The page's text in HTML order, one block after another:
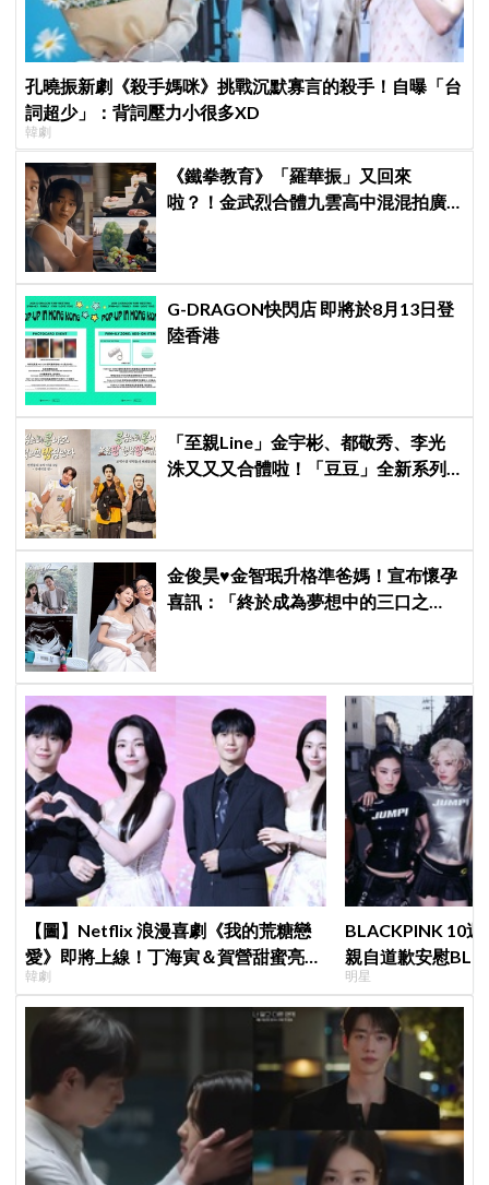
孔曉振新劇《殺手媽咪》挑戰沉默寡言的殺手！自曝「台
詞超少」：背詞壓力小很多XD
韓劇
《鐵拳教育》「羅華振」又回來
啦？！金武烈合體九雲高中混混拍廣
G-DRAGON快閃店 即將於8月13日登
陸香港
「至親Line」金宇彬、都敬秀、李光
洙又又又合體啦！「豆豆」全新系列
金俊昊♥金智珉升格準爸媽！宣布懷孕
喜訊：「終於成為夢想中的三口之
【圖】Netflix 浪漫喜劇《我的荒糖戀
愛》即將上線！丁海寅＆賀營甜蜜亮相
製作發表會，甜蜜CP化學反應引期待
韓劇
BLACKPINK 10
親自道歉安慰
直呼：「看了心
明星